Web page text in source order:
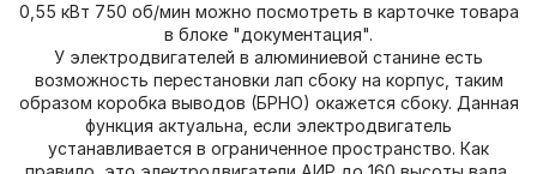
0,55 кВт 750 об/мин можно посмотреть в карточке товара
в блоке "документация".
У электродвигателей в алюминиевой станине есть
возможность перестановки лап сбоку на корпус, таким
образом коробка выводов (БРНО) окажется сбоку. Данная
функция актуальна, если электродвигатель
устанавливается в ограниченное пространство. Как